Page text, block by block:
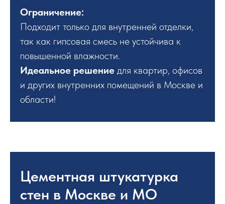
Ограничение:
Подходит только для внутренней отделки,
так как гипсовая смесь не устойчива к
повышенной влажности.
Идеальное решение для квартир, офисов
и других внутренних помещений в Москве и
области!
Цементная штукатурка
стен в Москве и МО